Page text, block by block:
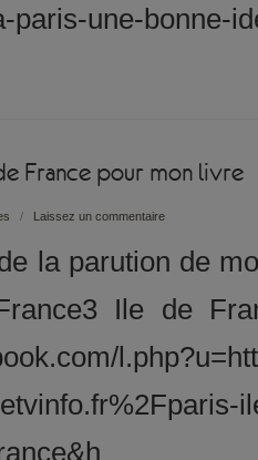
paris-une-bonne-
France pour mon livre
/ Laissez un commentaire
la parution de
Ile de